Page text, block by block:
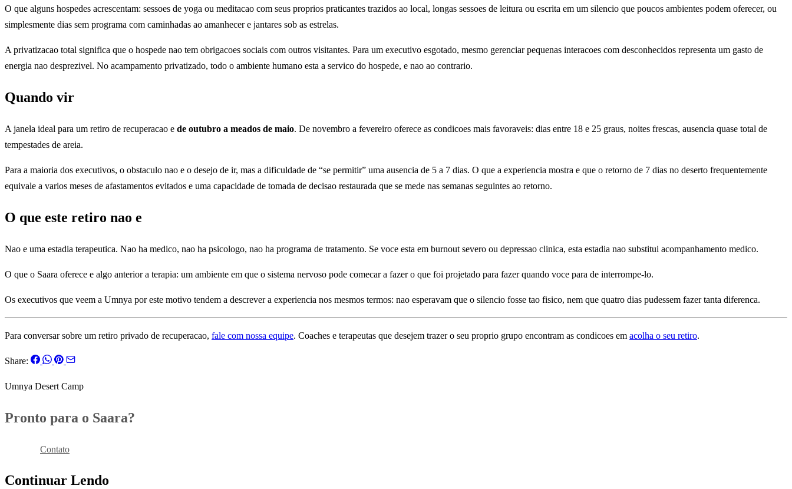
O que alguns hospedes acrescentam: sessoes de yoga ou meditacao com seus proprios praticantes trazidos ao local, longas sessoes de leitura ou escrita em um silencio que poucos ambientes podem oferecer, ou
simplesmente dias sem programa com caminhadas ao amanhecer e jantares sob as estrelas.
A privatizacao total significa que o hospede nao tem obrigacoes sociais com outros visitantes. Para um executivo esgotado, mesmo gerenciar pequenas interacoes com desconhecidos representa um gasto de
energia nao desprezivel. No acampamento privatizado, todo o ambiente humano esta a servico do hospede, e nao ao contrario.
Quando vir
A janela ideal para um retiro de recuperacao e de outubro a meados de maio. De novembro a fevereiro oferece as condicoes mais favoraveis: dias entre 18 e 25 graus, noites frescas, ausencia quase total de
tempestades de areia.
Para a maioria dos executivos, o obstaculo nao e o desejo de ir, mas a dificuldade de “se permitir” uma ausencia de 5 a 7 dias. O que a experiencia mostra e que o retorno de 7 dias no deserto frequentemente
equivale a varios meses de afastamentos evitados e uma capacidade de tomada de decisao restaurada que se mede nas semanas seguintes ao retorno.
O que este retiro nao e
Nao e uma estadia terapeutica. Nao ha medico, nao ha psicologo, nao ha programa de tratamento. Se voce esta em burnout severo ou depressao clinica, esta estadia nao substitui acompanhamento medico.
O que o Saara oferece e algo anterior a terapia: um ambiente em que o sistema nervoso pode comecar a fazer o que foi projetado para fazer quando voce para de interrompe-lo.
Os executivos que veem a Umnya por este motivo tendem a descrever a experiencia nos mesmos termos: nao esperavam que o silencio fosse tao fisico, nem que quatro dias pudessem fazer tanta diferenca.
Para conversar sobre um retiro privado de recuperacao, fale com nossa equipe. Coaches e terapeutas que desejem trazer o seu proprio grupo encontram as condicoes em acolha o seu retiro.
Share:
Umnya Desert Camp
Pronto para o Saara?
Contato
Continuar Lendo